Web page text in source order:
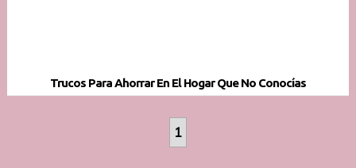
Trucos Para Ahorrar En El Hogar Que No Conocías
1